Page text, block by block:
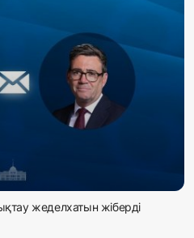
жеделхатын жіберді